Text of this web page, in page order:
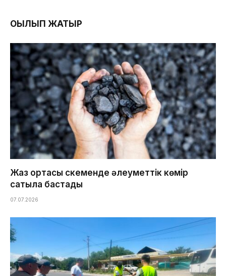
ОҚЫЛЫП ЖАТЫР
Жаз ортасы Өскеменде әлеуметтік көмір
сатыла бастады
07.07.2026